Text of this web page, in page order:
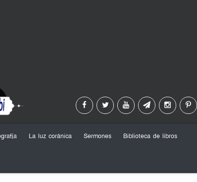
La luz coránica Sermones
Biblioteca de libros